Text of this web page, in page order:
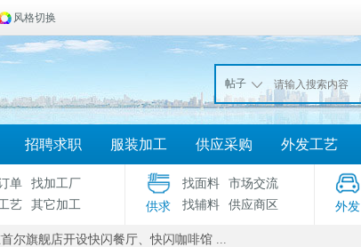
风格切换
帖子
招聘求职 服装加工 供应采购 外发工艺
单
找加工厂
艺
其它加工 供求
找面料
市场交流
找辅料
供应商区 外发
尔旗舰店开设快闪餐厅、快闪咖啡馆 ...